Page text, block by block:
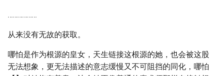
………………
从来没有无故的获取。
哪怕是作为根源的皇女，天生链接这根源的她，也会被这股
无法想象，更无法描述的意志缓慢又不可阻挡的同化，哪怕